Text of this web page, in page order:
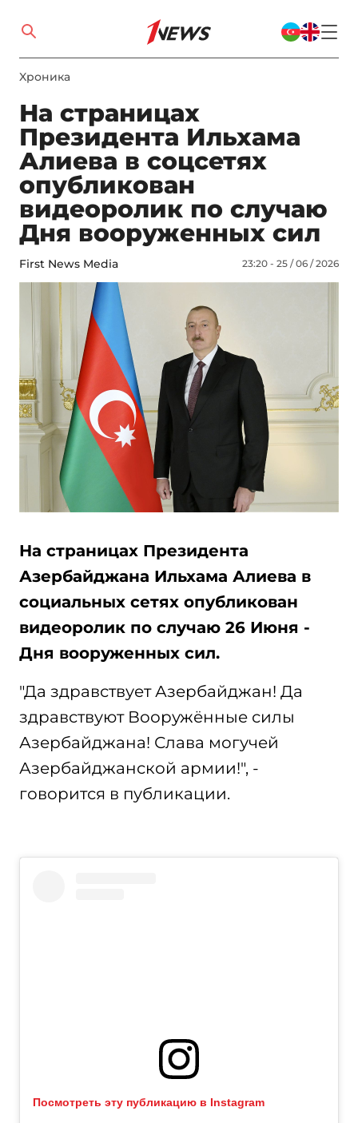
Xроника
На страницах
Президента Ильхама
Алиева в соцсетях
опубликован
видеоролик по случаю
Дня вооруженных сил
First News Media 23:20 - 25 / 06 / 2026
На страницах Президента
Азербайджана Ильхама Алиева в
социальных сетях опубликован
видеоролик по случаю 26 Июня -
Дня вооруженных сил.
"Да здравствует Азербайджан! Да
здравствуют Вооружённые силы
Азербайджана! Слава могучей
Азербайджанской армии!", -
говорится в публикации.
Посмотреть эту публикацию в Instagram